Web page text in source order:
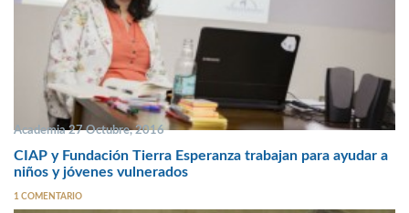
Academia 27 Octubre, 2016
CIAP y Fundación Tierra Esperanza trabajan para ayudar a
niños y jóvenes vulnerados
1 COMENTARIO